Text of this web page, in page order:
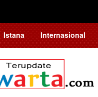
Istana Internasional